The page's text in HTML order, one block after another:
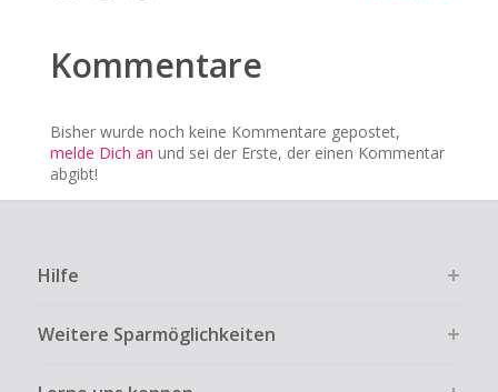
Kommentare
Bisher wurde noch keine Kommentare gepostet,
melde Dich an und sei der Erste, der einen Kommentar
abgibt!
Hilfe
Weitere Sparmöglichkeiten